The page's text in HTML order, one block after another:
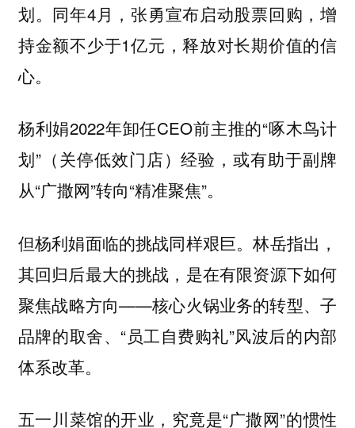
划。同年4月，张勇宣布启动股票回购，增
持金额不少于1亿元，释放对长期价值的信
心。
杨利娟2022年卸任CEO前主推的“啄木鸟计
划”（关停低效门店）经验，或有助于副牌
从“广撒网”转向“精准聚焦”。
但杨利娟面临的挑战同样艰巨。林岳指出，
其回归后最大的挑战，是在有限资源下如何
聚焦战略方向——核心火锅业务的转型、子
品牌的取舍、“员工自费购礼”风波后的内部
体系改革。
五一川菜馆的开业，究竟是“广撒网”的惯性